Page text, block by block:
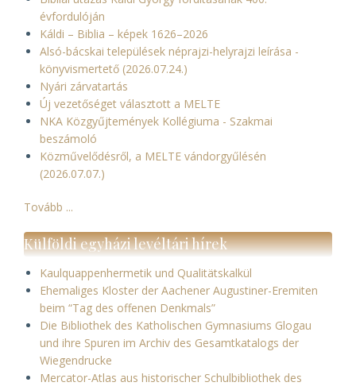
évfordulóján
Káldi – Biblia – képek 1626–2026
Alsó-bácskai települések néprajzi-helyrajzi leírása -
könyvismertető (2026.07.24.)
Nyári zárvatartás
Új vezetőséget választott a MELTE
NKA Közgyűjtemények Kollégiuma - Szakmai
beszámoló
Közművelődésről, a MELTE vándorgyűlésén
(2026.07.07.)
Tovább ...
Külföldi egyházi levéltári hírek
Kaulquappenhermetik und Qualitätskalkül
Ehemaliges Kloster der Aachener Augustiner-Eremiten
beim “Tag des offenen Denkmals”
Die Bibliothek des Katholischen Gymnasiums Glogau
und ihre Spuren im Archiv des Gesamtkatalogs der
Wiegendrucke
Mercator-Atlas aus historischer Schulbibliothek des